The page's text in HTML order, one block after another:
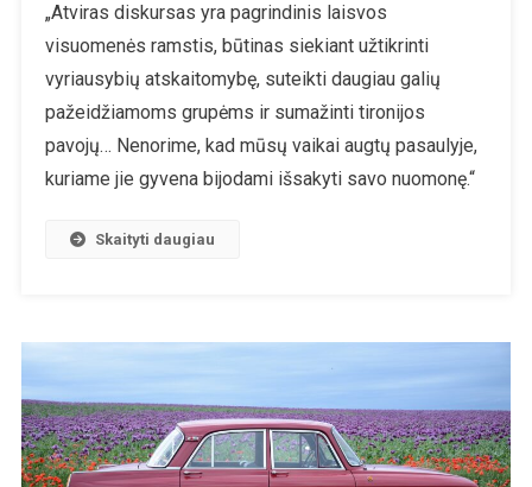
Deklaracija:
Žymūs
Intelektualai
„Ne!“
Socialinės
Žiniasklaidos
Vykdomai
„Atviras diskursas yra pagrindinis laisvos
visuomenės ramstis, būtinas siekiant užtikrinti
vyriausybių atskaitomybę, suteikti daugiau galių
pažeidžiamoms grupėms ir sumažinti tironijos
pavojų… Nenorime, kad mūsų vaikai augtų pasaulyje,
kuriame jie gyvena bijodami išsakyti savo nuomonę.“
Skaityti daugiau